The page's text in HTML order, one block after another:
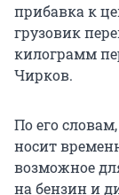
прибавка к
грузовик
килограмм
Чирков.
По его
носит
возможное
на бензин и